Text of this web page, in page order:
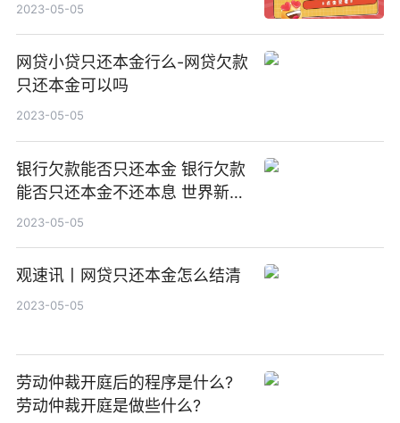
2023-05-05
网贷小贷只还本金行么-网贷欠款
只还本金可以吗
2023-05-05
银行欠款能否只还本金 银行欠款
能否只还本金不还本息 世界新资
讯
2023-05-05
观速讯丨网贷只还本金怎么结清
2023-05-05
劳动仲裁开庭后的程序是什么?
劳动仲裁开庭是做些什么?